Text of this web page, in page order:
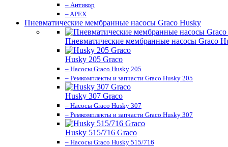
– Антикор
– APEX
Пневматические мембранные насосы Graco Husky
Пневматические мембранные насосы Graco
Husky 205 Graco
– Насосы Graco Husky 205
– Ремкомплекты и запчасти Graco Husky 205
Husky 307 Graco
– Насосы Graco Husky 307
– Ремкомплекты и запчасти Graco Husky 307
Husky 515/716 Graco
– Насосы Graco Husky 515/716